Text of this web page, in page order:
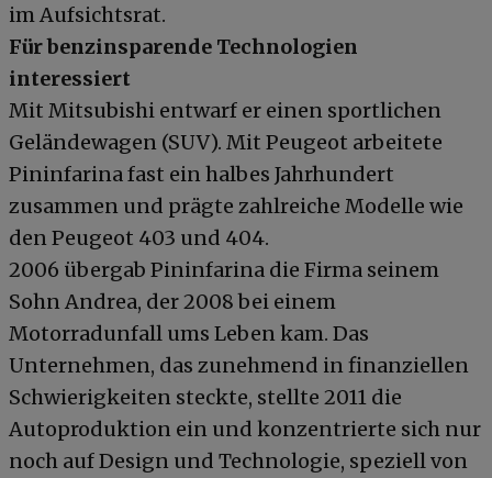
im Aufsichtsrat.
Für benzinsparende Technologien
interessiert
Mit Mitsubishi entwarf er einen sportlichen
Geländewagen (SUV). Mit Peugeot arbeitete
Pininfarina fast ein halbes Jahrhundert
zusammen und prägte zahlreiche Modelle wie
den Peugeot 403 und 404.
2006 übergab Pininfarina die Firma seinem
Sohn Andrea, der 2008 bei einem
Motorradunfall ums Leben kam. Das
Unternehmen, das zunehmend in finanziellen
Schwierigkeiten steckte, stellte 2011 die
Autoproduktion ein und konzentrierte sich nur
noch auf Design und Technologie, speziell von